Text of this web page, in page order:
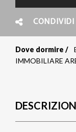
CONDIVIDI
pane
Dove dormire
IMMOBILIARE